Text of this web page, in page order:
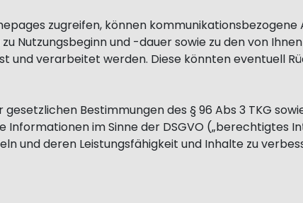
zugreifen, können kommunikationsbezogene
Nutzungsbeginn und -dauer sowie zu den von
verarbeitet werden. Diese könnten eventuell
Bestimmungen des § 96 Abs 3 TKG
Informationen im Sinne der DSGVO („berechtigtes
und deren Leistungsfähigkeit und Inhalte zu